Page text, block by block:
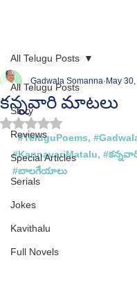
All Telugu Posts
Story
Reviews
Special Articles
Serials
Jokes
Kavithalu
Full Novels
All Telugu Posts
కన్నవారి మాటలు
Gadwala Somanna May
Rated NaN out of 5 stars.
#TeluguPoems,
#KannavariMatalu, #
#బాలగేయాలు